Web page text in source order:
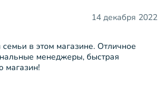
14 декабря 2022
в этом магазине. Отличное
менеджеры, быстрая
магазин!